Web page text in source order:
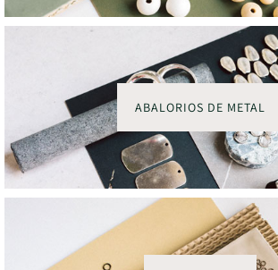
ABALORIOS DE METAL